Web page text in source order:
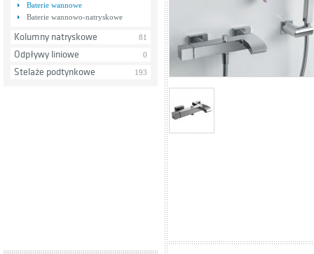
Baterie wannowe
Baterie wannowo-natryskowe
Kolumny natryskowe 81
Odpływy liniowe 0
Stelaże podtynkowe 193